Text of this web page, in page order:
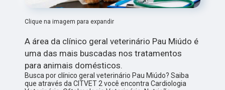
Clique na imagem para expandir
A área da clínico geral veterinário Pau Miúdo é
uma das mais buscadas nos tratamentos
para animais domésticos.
Busca por clínico geral veterinário Pau Miúdo? Saiba
que através da CITVET 2 você encontra Cardiologia